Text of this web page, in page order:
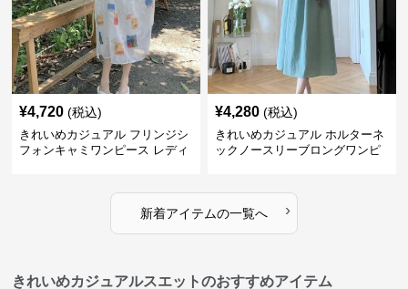
¥4,720 (税込)
きれいめカジュアル フリンジシ
フォンキャミワンピース レディ
¥4,280 (税込)
きれいめカジュアル ホルターネ
ックノースリーブロングワンピ
チ風 夏 大人フェミニン
新着アイテムの一覧へ ›
きれいめカジュアルスエットのおすすめアイテム